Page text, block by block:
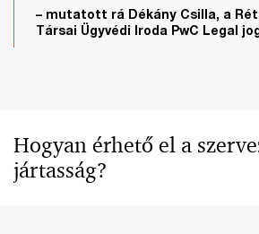
– mutatott rá Dékány Csilla, a
Társai Ügyvédi Iroda PwC Legal
Hogyan érhető el a
jártasság?